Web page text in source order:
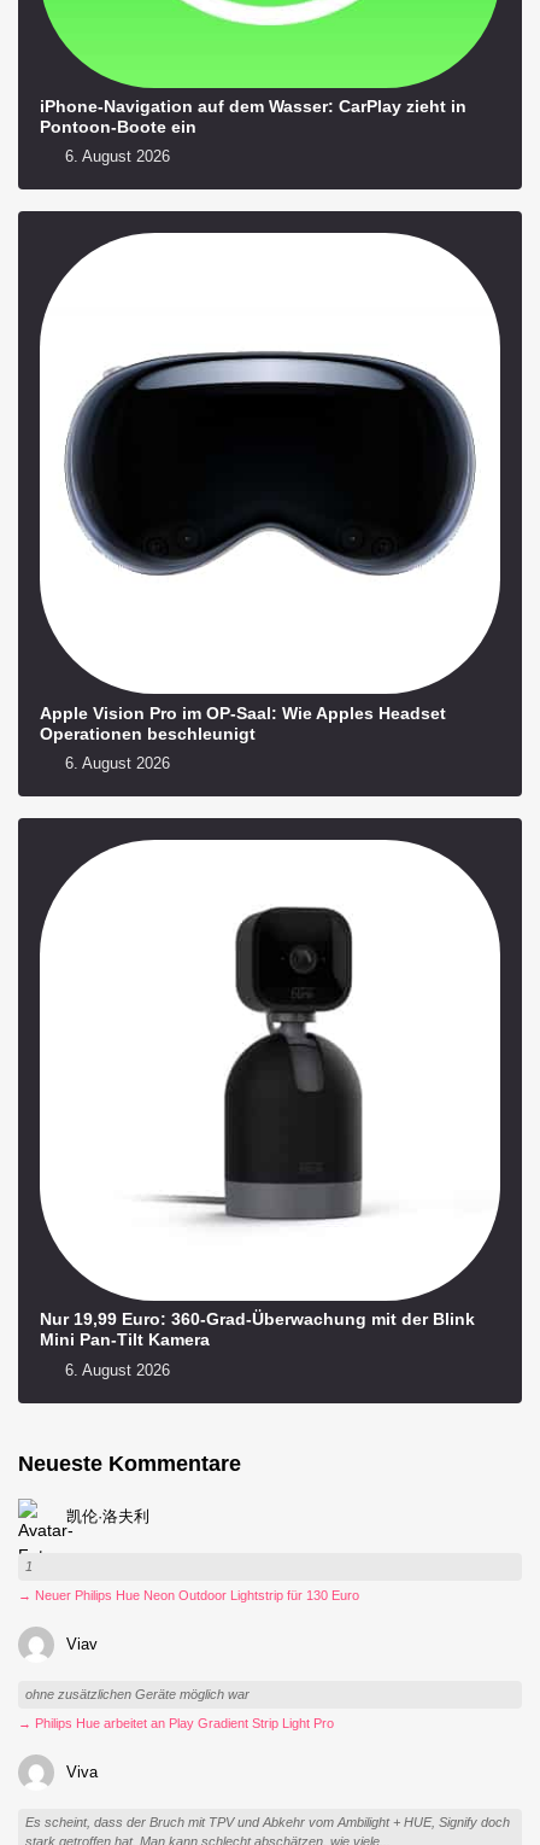
iPhone-Navigation auf dem Wasser: CarPlay zieht in
Pontoon-Boote ein
6. August 2026
Apple Vision Pro im OP-Saal: Wie Apples Headset
Operationen beschleunigt
6. August 2026
Nur 19,99 Euro: 360-Grad-Überwachung mit der Blink
Mini Pan-Tilt Kamera
6. August 2026
Neueste Kommentare
凯伦·洛夫利
1
→ Neuer Philips Hue Neon Outdoor Lightstrip für 130 Euro
Viav
ohne zusätzlichen Geräte möglich war
→ Philips Hue arbeitet an Play Gradient Strip Light Pro
Viva
Es scheint, dass der Bruch mit TPV und Abkehr vom Ambilight + HUE, Signify doch
stark getroffen hat. Man kann schlecht abschätzen, wie viele...